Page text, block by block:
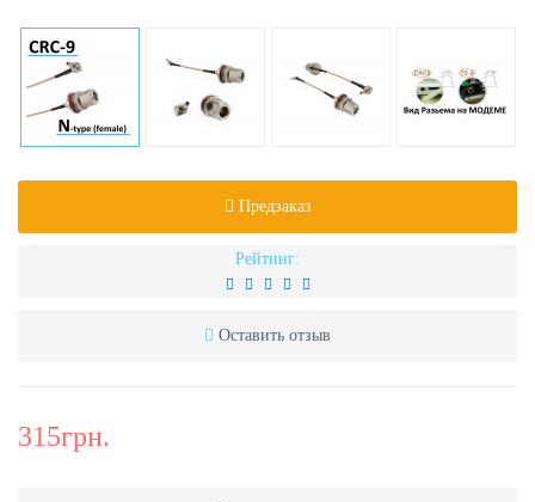
Предзаказ
Рейтинг:
Оставить отзыв
315грн.